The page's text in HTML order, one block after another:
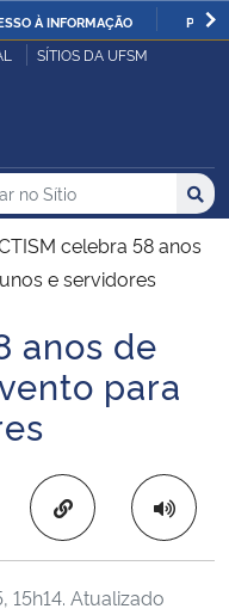
À INFORMAÇÃO
SÍTIOS DA UFSM
no no Sítio
celebra 58 anos
e servidores
anos de
para
Copiar para área
. Atualizado